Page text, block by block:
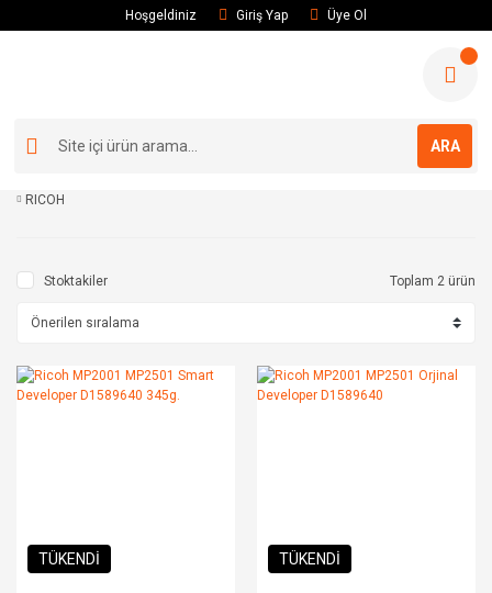
Hoşgeldiniz Giriş Yap Üye Ol
ARA
RICOH
Stoktakiler Toplam 2 ürün
TÜKENDİ TÜKENDİ